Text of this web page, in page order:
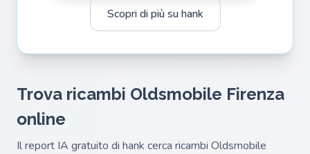
Scopri di più su hank
Trova ricambi Oldsmobile Firenza
online
Il report IA gratuito di hank cerca ricambi Oldsmobile